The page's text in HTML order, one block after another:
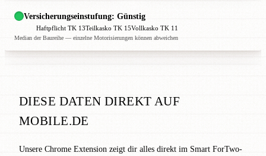
Versicherungseinstufung: Günstig
Haftpflicht TK 13Teilkasko TK 15Vollkasko TK 11
Median der Baureihe — einzelne Motorisierungen können abweichen
DIESE DATEN DIREKT AUF
MOBILE.DE
Unsere Chrome Extension zeigt dir alles direkt im Smart ForTwo-